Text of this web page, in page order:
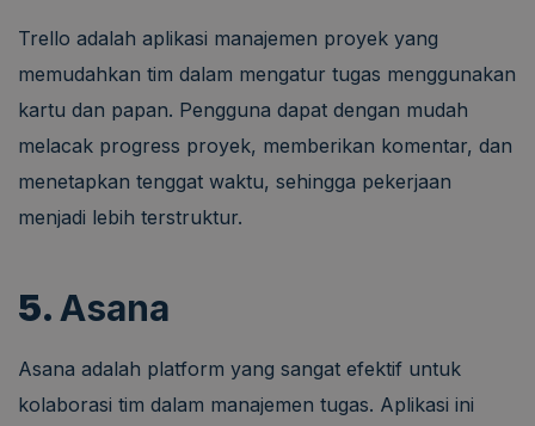
Trello adalah aplikasi manajemen proyek yang
memudahkan tim dalam mengatur tugas menggunakan
kartu dan papan. Pengguna dapat dengan mudah
melacak progress proyek, memberikan komentar, dan
menetapkan tenggat waktu, sehingga pekerjaan
menjadi lebih terstruktur.
5. Asana
Asana adalah platform yang sangat efektif untuk
kolaborasi tim dalam manajemen tugas. Aplikasi ini